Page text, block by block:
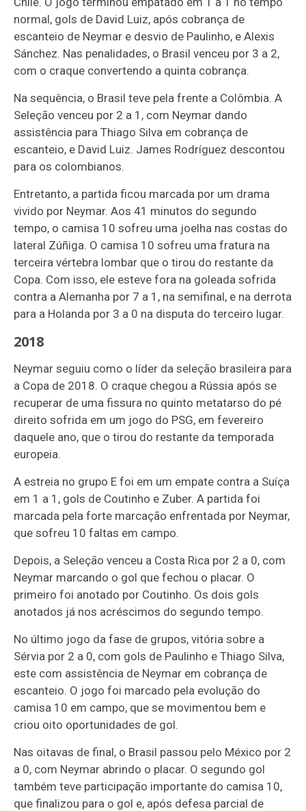
normal, gols de David Luiz, após cobrança de
escanteio de Neymar e desvio de Paulinho, e Alexis
Sánchez. Nas penalidades, o Brasil venceu por 3 a 2,
com o craque convertendo a quinta cobrança.
Na sequência, o Brasil teve pela frente a Colômbia. A
Seleção venceu por 2 a 1, com Neymar dando
assistência para Thiago Silva em cobrança de
escanteio, e David Luiz. James Rodríguez descontou
para os colombianos.
Entretanto, a partida ficou marcada por um drama
vivido por Neymar. Aos 41 minutos do segundo
tempo, o camisa 10 sofreu uma joelha nas costas do
lateral Zúñiga. O camisa 10 sofreu uma fratura na
terceira vértebra lombar que o tirou do restante da
Copa. Com isso, ele esteve fora na goleada sofrida
contra a Alemanha por 7 a 1, na semifinal, e na derrota
para a Holanda por 3 a 0 na disputa do terceiro lugar.
2018
Neymar seguiu como o líder da seleção brasileira para
a Copa de 2018. O craque chegou a Rússia após se
recuperar de uma fissura no quinto metatarso do pé
direito sofrida em um jogo do PSG, em fevereiro
daquele ano, que o tirou do restante da temporada
europeia.
A estreia no grupo E foi em um empate contra a Suíça
em 1 a 1, gols de Coutinho e Zuber. A partida foi
marcada pela forte marcação enfrentada por Neymar,
que sofreu 10 faltas em campo.
Depois, a Seleção venceu a Costa Rica por 2 a 0, com
Neymar marcando o gol que fechou o placar. O
primeiro foi anotado por Coutinho. Os dois gols
anotados já nos acréscimos do segundo tempo.
No último jogo da fase de grupos, vitória sobre a
Sérvia por 2 a 0, com gols de Paulinho e Thiago Silva,
este com assistência de Neymar em cobrança de
escanteio. O jogo foi marcado pela evolução do
camisa 10 em campo, que se movimentou bem e
criou oito oportunidades de gol.
Nas oitavas de final, o Brasil passou pelo México por 2
a 0, com Neymar abrindo o placar. O segundo gol
também teve participação importante do camisa 10,
que finalizou para o gol e, após defesa parcial de